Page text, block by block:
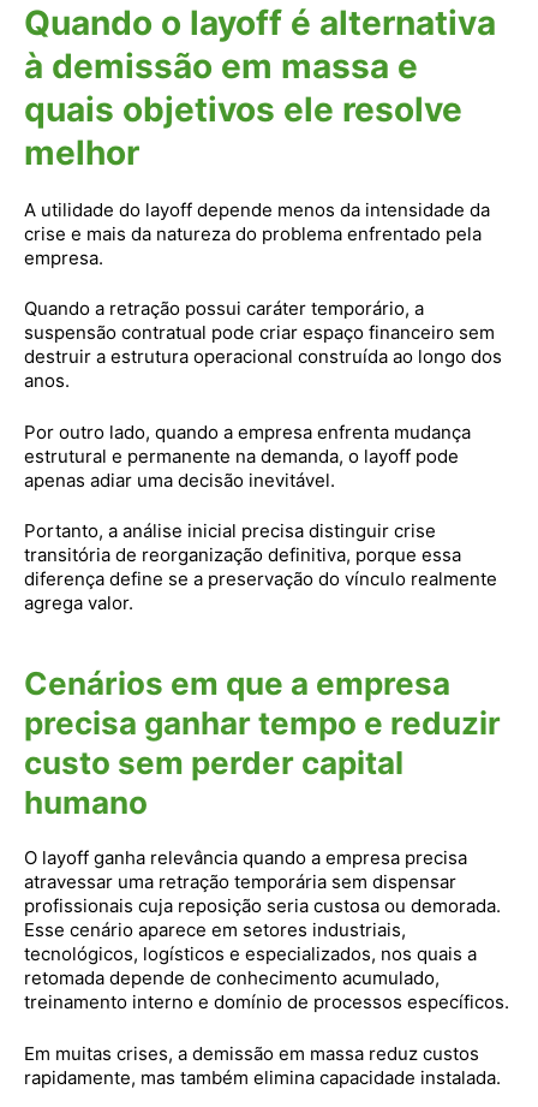
Quando o layoff é alternativa
à demissão em massa e
quais objetivos ele resolve
melhor
A utilidade do layoff depende menos da intensidade da
crise e mais da natureza do problema enfrentado pela
empresa.
Quando a retração possui caráter temporário, a
suspensão contratual pode criar espaço financeiro sem
destruir a estrutura operacional construída ao longo dos
anos.
Por outro lado, quando a empresa enfrenta mudança
estrutural e permanente na demanda, o layoff pode
apenas adiar uma decisão inevitável.
Portanto, a análise inicial precisa distinguir crise
transitória de reorganização definitiva, porque essa
diferença define se a preservação do vínculo realmente
agrega valor.
Cenários em que a empresa
precisa ganhar tempo e reduzir
custo sem perder capital
humano
O layoff ganha relevância quando a empresa precisa
atravessar uma retração temporária sem dispensar
profissionais cuja reposição seria custosa ou demorada.
Esse cenário aparece em setores industriais,
tecnológicos, logísticos e especializados, nos quais a
retomada depende de conhecimento acumulado,
treinamento interno e domínio de processos específicos.
Em muitas crises, a demissão em massa reduz custos
rapidamente, mas também elimina capacidade instalada.